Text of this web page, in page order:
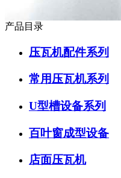
产品目录
压瓦机配件系列
常用压瓦机系列
U型槽设备系列
百叶窗成型设备
店面压瓦机